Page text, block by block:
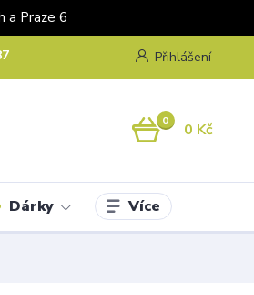
Praze 6
Přihlášení
0 0 Kč
Dárky Více